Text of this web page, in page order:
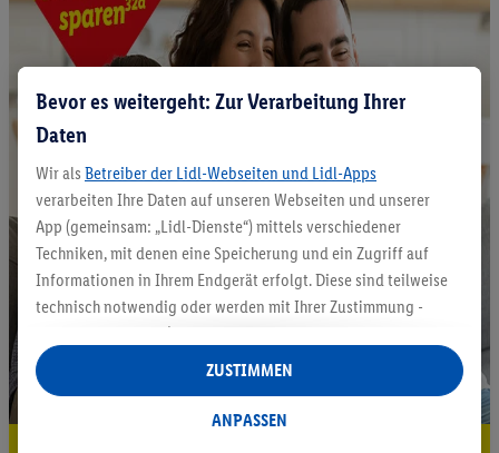
Bevor es weitergeht: Zur Verarbeitung Ihrer
Daten
Wir als Betreiber der Lidl-Webseiten und Lidl-Apps
verarbeiten Ihre Daten auf unseren Webseiten und unserer
App (gemeinsam: „Lidl-Dienste“) mittels verschiedener
Techniken, mit denen eine Speicherung und ein Zugriff auf
Informationen in Ihrem Endgerät erfolgt. Diese sind teilweise
technisch notwendig oder werden mit Ihrer Zustimmung -
auch durch Partner (u.a.
Verantwortliche; im Zusammenhang mit dem IAB TCF
insgesamt
Statistik-Erstellung oder für personalisierte Werbung
ANPASSEN
ZUSTIMMEN